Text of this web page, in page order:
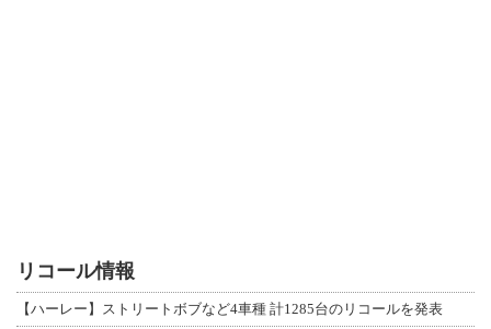
リコール情報
【ハーレー】ストリートボブなど4車種 計1285台のリコールを発表